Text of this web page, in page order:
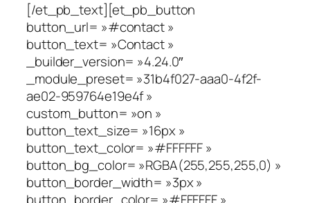
[/et_pb_text][et_pb_button
button_url= »#contact »
button_text= »Contact »
_builder_version= »4.24.0″
_module_preset= »31b4f027-aaa0-4f2f-
ae02-959764e19e4f »
custom_button= »on »
button_text_size= »16px »
button_text_color= »#FFFFFF »
button_bg_color= »RGBA(255,255,255,0) »
button_border_width= »3px »